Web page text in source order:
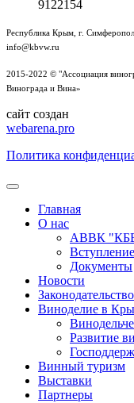
9122154
Республика Крым, г.
info@kbvw.ru
2015-2022 © "Ассоциация
Винограда и Вина»
сайт создан
webarena.pro
Политика
Главная
О нас
АВВК
Документы
Новости
Законодательство
Виноделие в
Развитие
Винный туризм
Выставки
Партнеры